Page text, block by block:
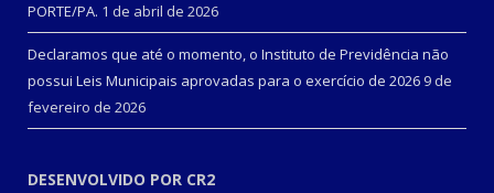
PORTE/PA. 1 de abril de 2026
Declaramos que até o momento, o Instituto de Previdência não
possui Leis Municipais aprovadas para o exercício de 2026 9 de
fevereiro de 2026
DESENVOLVIDO POR CR2